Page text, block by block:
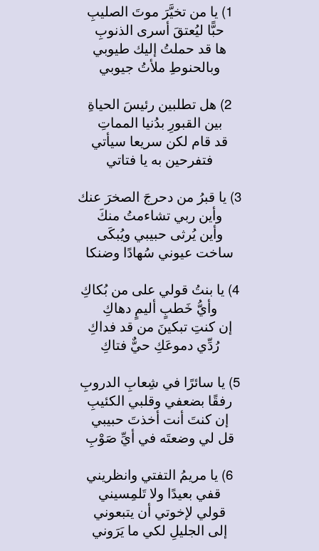
1) يا من تخيَّرَ موتَ الصليبِ
حبًّا ليُعتقَ أسرى الذنوبِ
ها قد حملتُ إليك طيوبي
وبالحنوطِ ملأتُ جيوبي
2) هل تطلبين رئيسَ الحياةِ
بين القبورِ بدُنيا المماتِ
قد قام لكن سريعا سيأتي
فتفرحين به يا فتاتي
3) يا قبرُ من دحرجَ الصخرَ عنك
وأين ربي تشاءمتُ منكَ
وأين يُرثى حبيبي ويُبكَى
ساخت عيوني سُهادًا وضنكا
4) يا بنتُ قولي على من بُكاكِ
وأيُّ خَطبٍ أليمٍ دهاكِ
إن كنتِ تبكينَ من قد فداكِ
رُدِّي دموعَكِ حيٌّ فتاكِ
5) يا سائرًا في شِعابِ الدروبِ
رفقًا بضعفي وقلبي الكئيبِ
إن كنتَ أنت أخذتَ حبيبي
قل لي وضعتَه في أيِّ صَوْبِ
6) يا مريمُ التفتي وانظريني
قفي بعيدًا ولا تَلمِسيني
قولي لإخوتي أن يتبعوني
إلى الجليلِ لكي ما يَرَوني